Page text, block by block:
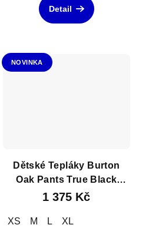
Detail
NOVINKA
Dětské Tepláky Burton
Oak Pants True Black
Heather
1 375 Kč
XS M L XL